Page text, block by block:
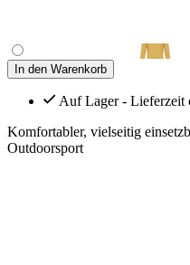
In den Warenkorb
Auf Lager - Lieferzeit
Komfortabler, vielseitig
Outdoorsport